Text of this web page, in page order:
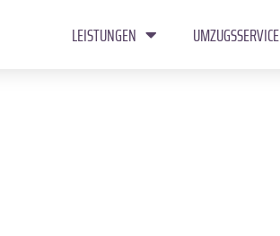
LEISTUNGEN UMZUGSSERVICE